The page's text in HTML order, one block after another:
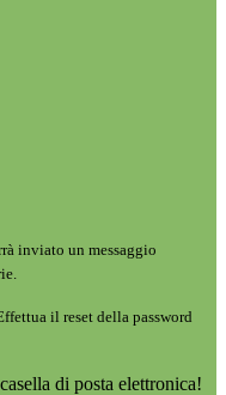
inviato un messaggio
il reset della password
di posta elettronica!